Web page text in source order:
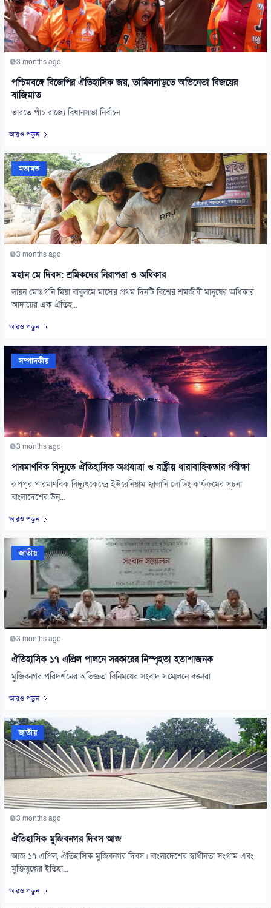
3 months ago
পশ্চিমবঙ্গে বিজেপির ঐতিহাসিক জয়, তামিলনাড়ুতে অভিনেতা বিজয়ের
বাজিমাত
ভারতে পাঁচ রাজ্যে বিধানসভা নির্বাচন
আরও পড়ুন
মতামত
3 months ago
মহান মে দিবস: শ্রমিকদের নিরাপত্তা ও অধিকার
লায়ন মোঃ গনি মিয়া বাবুলমে মাসের প্রথম দিনটি বিশ্বের শ্রমজীবী মানুষের অধিকার
আদায়ের এক ঐতিহ...
আরও পড়ুন
সম্পাদকীয়
3 months ago
পারমাণবিক বিদ্যুতে ঐতিহাসিক অগ্রযাত্রা ও রাষ্ট্রীয় ধারাবাহিকতার পরীক্ষা
রূপপুর পারমাণবিক বিদ্যুৎকেন্দ্রে ইউরেনিয়াম জ্বালানি লোডিং কার্যক্রমের সূচনা
বাংলাদেশের উন্...
আরও পড়ুন
জাতীয়
3 months ago
ঐতিহাসিক ১৭ এপ্রিল পালনে সরকারের নিস্পৃহতা হতাশাজনক
মুজিবনগর পরিদর্শনের অভিজ্ঞতা বিনিময়ের সংবাদ সম্মেলনে বক্তারা
আরও পড়ুন
জাতীয়
3 months ago
ঐতিহাসিক মুজিবনগর দিবস আজ
আজ ১৭ এপ্রিল, ঐতিহাসিক মুজিবনগর দিবস। বাংলাদেশের স্বাধীনতা সংগ্রাম এবং
মুক্তিযুদ্ধের ইতিহা...
আরও পড়ুন